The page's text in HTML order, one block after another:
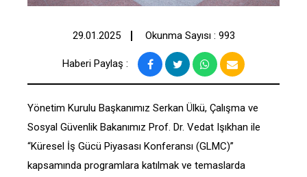
29.01.2025 Okunma Sayısı : 993
Haberi Paylaş :
Yönetim Kurulu Başkanımız Serkan Ülkü, Çalışma ve
Sosyal Güvenlik Bakanımız Prof. Dr. Vedat Işıkhan ile
“Küresel İş Gücü Piyasası Konferansı (GLMC)”
kapsamında programlara katılmak ve temaslarda